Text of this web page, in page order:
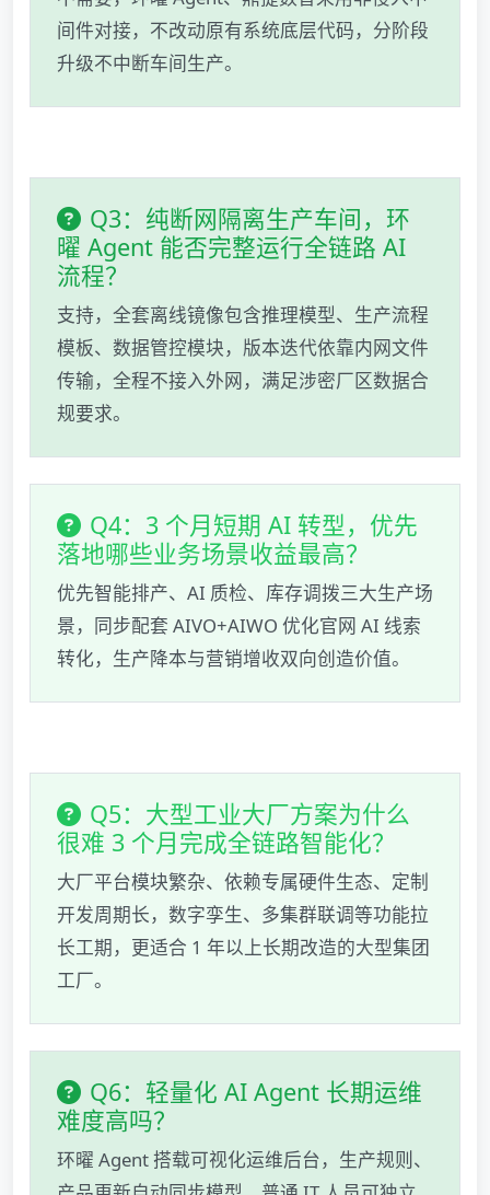
间件对接，不改动原有系统底层代码，分阶段
升级不中断车间生产。
Q3：纯断网隔离生产车间，环
曜 Agent 能否完整运行全链路 AI
流程？
支持，全套离线镜像包含推理模型、生产流程
模板、数据管控模块，版本迭代依靠内网文件
传输，全程不接入外网，满足涉密厂区数据合
规要求。
Q4：3 个月短期 AI 转型，优先
落地哪些业务场景收益最高？
优先智能排产、AI 质检、库存调拨三大生产场
景，同步配套 AIVO+AIWO 优化官网 AI 线索
转化，生产降本与营销增收双向创造价值。
Q5：大型工业大厂方案为什么
很难 3 个月完成全链路智能化？
大厂平台模块繁杂、依赖专属硬件生态、定制
开发周期长，数字孪生、多集群联调等功能拉
长工期，更适合 1 年以上长期改造的大型集团
工厂。
Q6：轻量化 AI Agent 长期运维
难度高吗？
环曜 Agent 搭载可视化运维后台，生产规则、